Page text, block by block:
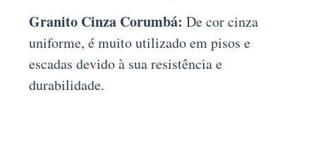
Granito Cinza Corumbá: De cor cinza
uniforme, é muito utilizado em pisos e
escadas devido à sua resistência e
durabilidade.